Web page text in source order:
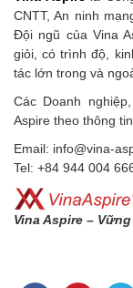
CNTT, An ninh
Đội ngũ của Vina
giỏi, có trình độ,
tác lớn trong và
Các Doanh
Aspire theo thông
Email: info@vina-
Tel: +84 944 004
Vina Aspire –